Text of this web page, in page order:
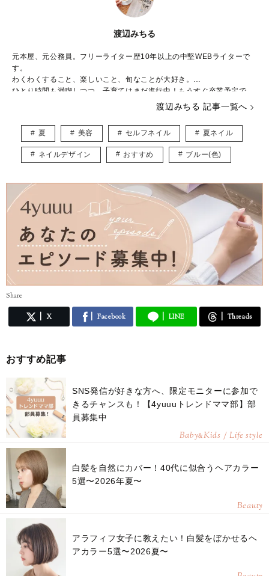
渡辺みちる
元本屋、元公務員。フリーライター歴10年以上の中堅WEBライターで
す。
わくわくすること、楽しいこと、旬なことが大好き。
ひとり時間も満喫しつつ、子育てはまだ進行中！もうすぐ卒業予定で
お届けしていきます。
渡辺みちる 記事一覧へ
夏 美容 セルフネイル 夏ネイル
ネイルデザイン おすすめ ブルー(色)
Share
X Facebook LINE Threads
おすすめ記事
SNS発信が好きな方へ、限定モニターに参加で
きるチャンスも！【4yuuuトレンドママ部】部
員募集中
Baby&Kids / Life style
白髪を自然にカバー！40代に似合うヘアカラー
5選〜2026年夏〜
Beauty
アラフィフ女子に教えたい！白髪をぼかせるヘ
アカラー5選〜2026夏〜